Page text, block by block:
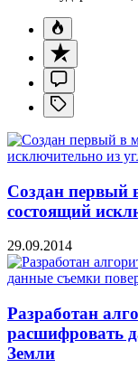
Создан первый
состоящий
29.09.2014
Разработан
расшифровать
Земли